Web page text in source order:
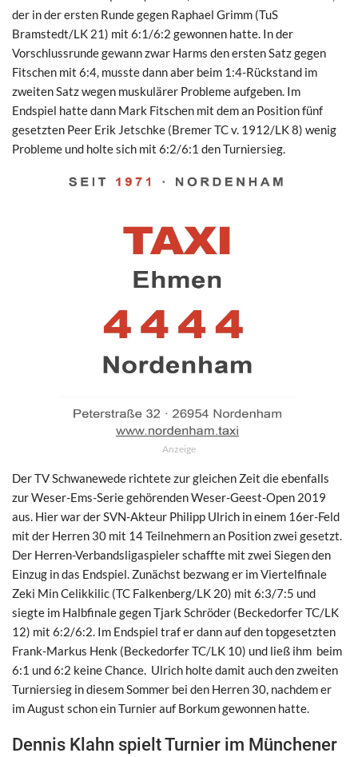
der in der ersten Runde gegen Raphael Grimm (TuS
Bramstedt/LK 21) mit 6:1/6:2 gewonnen hatte. In der
Vorschlussrunde gewann zwar Harms den ersten Satz gegen
Fitschen mit 6:4, musste dann aber beim 1:4-Rückstand im
zweiten Satz wegen muskulärer Probleme aufgeben. Im
Endspiel hatte dann Mark Fitschen mit dem an Position fünf
gesetzten Peer Erik Jetschke (Bremer TC v. 1912/LK 8) wenig
Probleme und holte sich mit 6:2/6:1 den Turniersieg.
Anzeige
Der TV Schwanewede richtete zur gleichen Zeit die ebenfalls
zur Weser-Ems-Serie gehörenden Weser-Geest-Open 2019
aus. Hier war der SVN-Akteur Philipp Ulrich in einem 16er-Feld
mit der Herren 30 mit 14 Teilnehmern an Position zwei gesetzt.
Der Herren-Verbandsligaspieler schaffte mit zwei Siegen den
Einzug in das Endspiel. Zunächst bezwang er im Viertelfinale
Zeki Min Celikkilic (TC Falkenberg/LK 20) mit 6:3/7:5 und
siegte im Halbfinale gegen Tjark Schröder (Beckedorfer TC/LK
12) mit 6:2/6:2. Im Endspiel traf er dann auf den topgesetzten
Frank-Markus Henk (Beckedorfer TC/LK 10) und ließ ihm beim
6:1 und 6:2 keine Chance. Ulrich holte damit auch den zweiten
Turniersieg in diesem Sommer bei den Herren 30, nachdem er
im August schon ein Turnier auf Borkum gewonnen hatte.
Dennis Klahn spielt Turnier im Münchener